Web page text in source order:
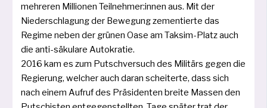
meh­re­ren Millionen Teilnehmer:innen aus. Mit der
Niederschlagung der Bewegung zemen­tier­te das
Regime neben der grü­nen Oase am Taksim-Platz auch
die anti-säku­la­re Autokratie.
2016 kam es zum Putschversuch des Militärs gegen die
Regierung, wel­cher auch dar­an schei­ter­te, dass sich
nach einem Aufruf des Präsidenten brei­te Massen den